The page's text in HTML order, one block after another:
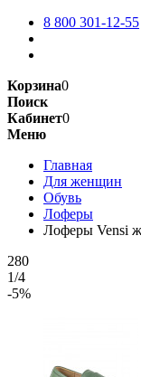
8 800 301-12-55
Корзина0
Поиск
Кабинет0
Меню
Главная
Для женщин
Обувь
Лоферы
Лоферы Vensi
280
1/4
-5%